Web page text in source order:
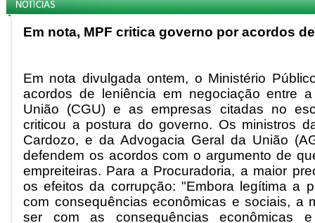
Em nota, MPF critica governo por acordos
Em nota divulgada ontem, o Ministério
acordos de leniência em negociação entre
União (CGU) e as empresas citadas no
criticou a postura do governo. Os ministros
Cardozo, e da Advogacia Geral da União
defendem os acordos com o argumento de
empreiteiras. Para a Procuradoria, a maior
os efeitos da corrupção: "Embora legítima a
com consequências econômicas e sociais, a
ser com as consequências econômicas